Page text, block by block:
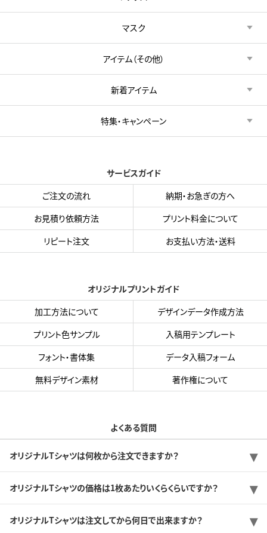
マスク
アイテム（その他）
新着アイテム
特集・キャンペーン
サービスガイド
ご注文の流れ
納期・お急ぎの方へ
お見積り依頼方法
プリント料金について
リピート注文
お支払い方法・送料
オリジナルプリントガイド
加工方法について
デザインデータ作成方法
プリント色サンプル
入稿用テンプレート
フォント・書体集
データ入稿フォーム
無料デザイン素材
著作権について
よくある質問
オリジナルTシャツは何枚から注文できますか？
オリジナルTシャツの価格は1枚あたりいくらくらいですか？
オリジナルTシャツは注文してから何日で出来ますか？